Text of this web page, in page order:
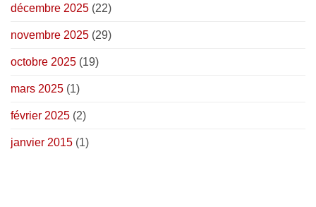
décembre 2025 (22)
novembre 2025 (29)
octobre 2025 (19)
mars 2025 (1)
février 2025 (2)
janvier 2015 (1)